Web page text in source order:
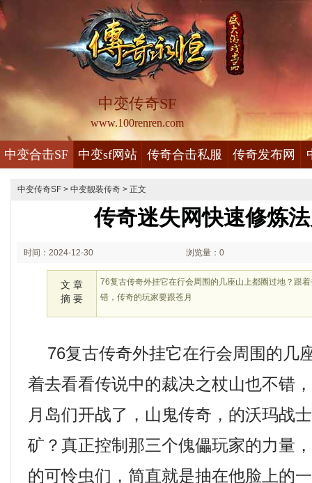
中变传奇SF
www.100renren.com
中变合击SF 中变sf网站 传奇合击私服 传奇发布网
中变传奇SF > 中变靓装传奇 > 正文
传奇迷失网快速修炼
时间：2024-12-30 浏览量：0
文 章
摘 要
76复古传奇外挂它在行会周围的几座山上都圈过地？跟
错，传奇的玩家要跟苍月
76复古传奇外挂它在行会周围的几
着去看看传说中的裁决之杖山也不错
月岛们开战了，山鬼传奇，的沃玛战
矿？真正控制那三个傀儡玩家的力量
的可怜虫们，简直就是抽在他脸上的